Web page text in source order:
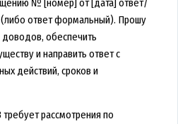
№ [номер] от [дата] ответ/
ответ формальный). Прошу
доводов, обеспечить
и направить ответ с
действий, сроков и
рассмотрения по